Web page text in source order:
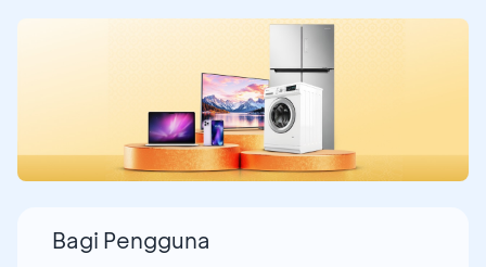
Bagi Pengguna